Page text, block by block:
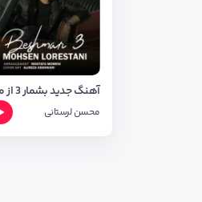
محسن لرستانی